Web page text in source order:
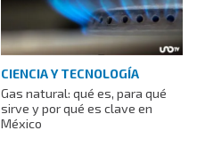
CIENCIA Y TECNOLOGÍA
Gas natural: qué es, para qué
sirve y por qué es clave en
México